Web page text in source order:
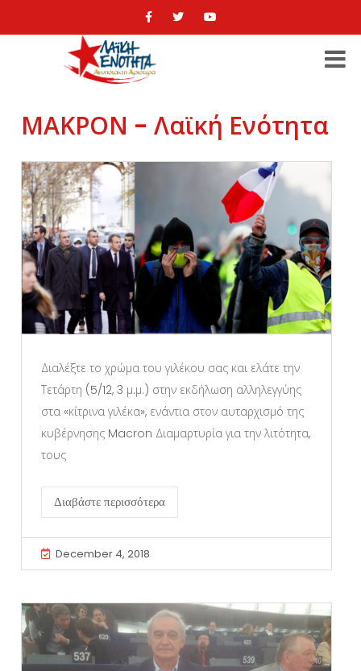
ΜΑΚΡΟΝ - Λαϊκή Ενότητα
Διαλέξτε το χρώμα του γιλέκου σας και ελάτε την
Τετάρτη (5/12, 3 μ.μ.) στην εκδήλωση αλληλεγγύης
στα «κίτρινα γιλέκα», ενάντια στον αυταρχισμό της
κυβέρνησης Macron Διαμαρτυρία για την λιτότητα,
τους
Διαβάστε περισσότερα
December 4, 2018